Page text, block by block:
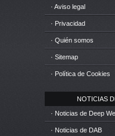
· Aviso legal
· Privacidad
· Quién somos
· Sitemap
· Política de Cookies
NOTICIAS
· Noticias de Deep
· Noticias de DAB